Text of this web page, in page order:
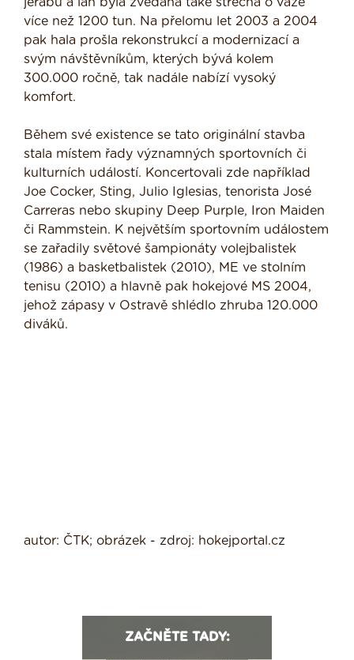
jeřábů a lan byla zvedána také střecha o váze
více než 1200 tun. Na přelomu let 2003 a 2004
pak hala prošla rekonstrukcí a modernizací a
svým návštěvníkům, kterých bývá kolem
300.000 ročně, tak nadále nabízí vysoký
komfort.
Během své existence se tato originální stavba
stala místem řady významných sportovních či
kulturních událostí. Koncertovali zde například
Joe Cocker, Sting, Julio Iglesias, tenorista José
Carreras nebo skupiny Deep Purple, Iron Maiden
či Rammstein. K největším sportovním událostem
se zařadily světové šampionáty volejbalistek
(1986) a basketbalistek (2010), ME ve stolním
tenisu (2010) a hlavně pak hokejové MS 2004,
jehož zápasy v Ostravě shlédlo zhruba 120.000
diváků.
autor: ČTK; obrázek - zdroj: hokejportal.cz
ZAČNĚTE TADY: